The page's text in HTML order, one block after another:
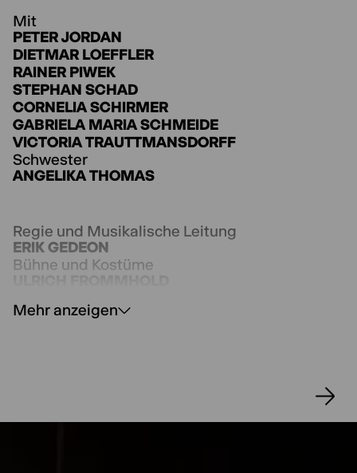
DerThalia Vista Social Club
Thalia und ist eine absolute Kultinszenierung.
Mit
PETER JORDAN
DIETMAR LOEFFLER
RAINER PIWEK
STEPHAN SCHAD
CORNELIA SCHIRMER
GABRIELA MARIA SCHMEIDE
VICTORIA TRAUTTMANSDORFF
Schwester
ANGELIKA THOMAS
Regie und Musikalische Leitung
ERIK GEDEON
Bühne und Kostüme
JOHN VON DÜFFEL
Mehr anzeigen